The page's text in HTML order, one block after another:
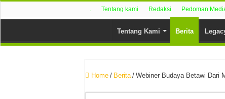
. Tentang kami Redaksi Pedoman
Tentang Kami Berita
Home / Berita / Webiner Budaya Betawi Dari